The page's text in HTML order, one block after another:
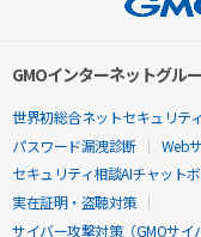
GMOインターネットグル
世界初総合ネットセキュリテ
パスワード漏洩診断
Web
セキュリティ相談AIチャット
実在証明・盗聴対策
サイバー攻撃対策（GMOサイ